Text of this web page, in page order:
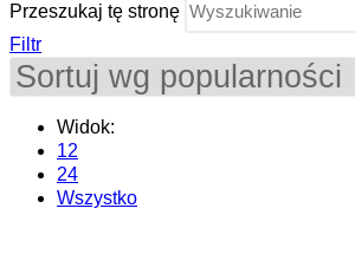
Przeszukaj tę stronę
Filtr
Widok:
12
24
Wszystko